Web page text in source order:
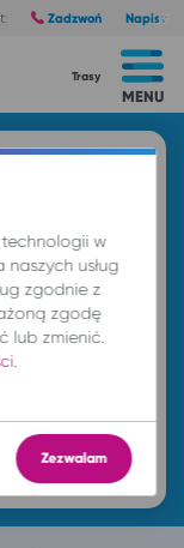
Zadzwoń Napisz
MENU
Trasy
przejazd
w
usług
zgodnie z
zgodę
lub zmienić.
Zezwalam